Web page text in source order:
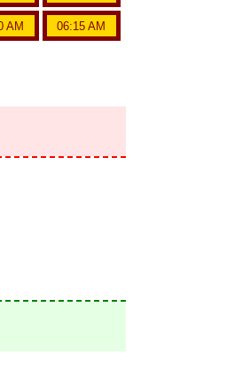
AM 06:15 AM